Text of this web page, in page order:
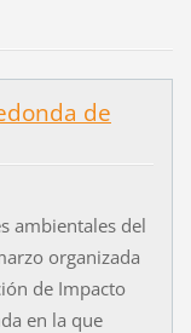
de
ambientales del
organizada
de Impacto
en la que